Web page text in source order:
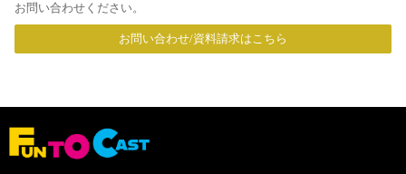
お問い合わせください。
お問い合わせ/資料請求はこちら